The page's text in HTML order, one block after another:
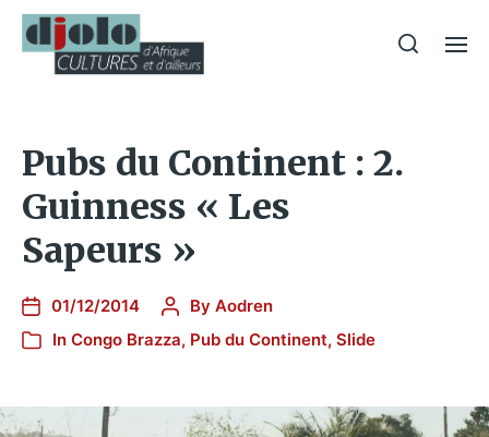
Pubs du Continent : 2.
Guinness « Les
Sapeurs »
01/12/2014 By Aodren
In Congo Brazza, Pub du Continent, Slide